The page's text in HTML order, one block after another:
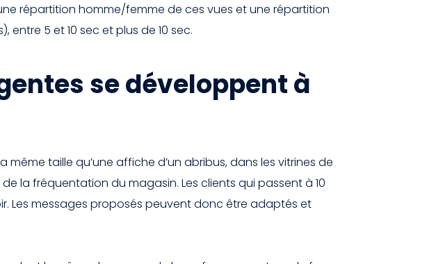
répartition homme/femme de ces vues et une répartition
5 et 10 sec et plus de 10 sec.
se développent à
même taille qu’une affiche d’un abribus, dans les vitrines de
la fréquentation du magasin. Les clients qui passent à 10
Les messages proposés peuvent donc être adaptés et